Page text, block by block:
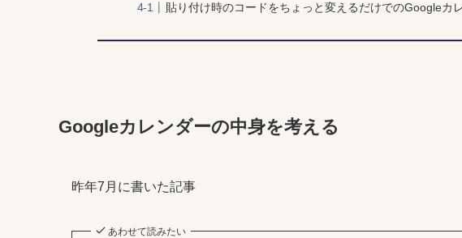
貼り付け時のコードをちょっと変えるだけでのGoogleカ
Googleカレンダーの中身を考える
昨年7月に書いた記事
あわせて読みたい